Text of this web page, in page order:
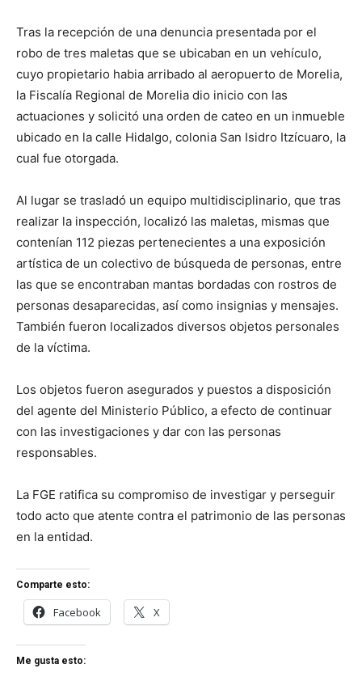
Tras la recepción de una denuncia presentada por el
robo de tres maletas que se ubicaban en un vehículo,
cuyo propietario habia arribado al aeropuerto de Morelia,
la Fiscalía Regional de Morelia dio inicio con las
actuaciones y solicitó una orden de cateo en un inmueble
ubicado en la calle Hidalgo, colonia San Isidro Itzícuaro, la
cual fue otorgada.
Al lugar se trasladó un equipo multidisciplinario, que tras
realizar la inspección, localizó las maletas, mismas que
contenían 112 piezas pertenecientes a una exposición
artística de un colectivo de búsqueda de personas, entre
las que se encontraban mantas bordadas con rostros de
personas desaparecidas, así como insignias y mensajes.
También fueron localizados diversos objetos personales
de la víctima.
Los objetos fueron asegurados y puestos a disposición
del agente del Ministerio Público, a efecto de continuar
con las investigaciones y dar con las personas
responsables.
La FGE ratifica su compromiso de investigar y perseguir
todo acto que atente contra el patrimonio de las personas
en la entidad.
Comparte esto:
Facebook X
Me gusta esto: